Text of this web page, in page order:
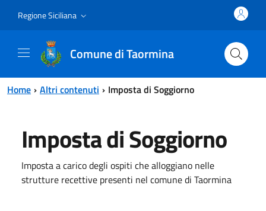
Regione Siciliana
Comune di Taormina
Home Altri contenuti Imposta di Soggiorno
Imposta di Soggiorno
Imposta a carico degli ospiti che alloggiano nelle
strutture recettive presenti nel comune di Taormina